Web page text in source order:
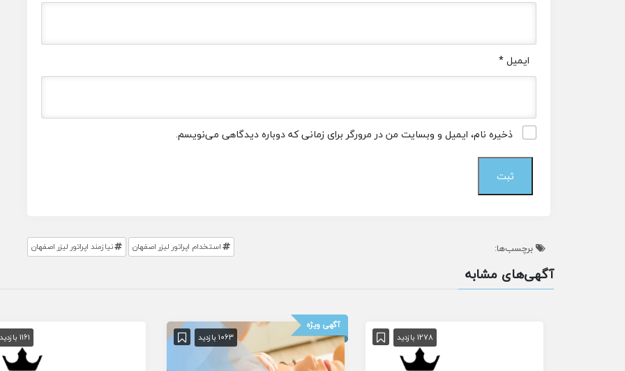
ایمیل*
ذخیره نام، ایمیل و وبسایت من در مرورگر برای زمانی که دوباره دیدگاهی می‌نویسم.
برچسب‌ها: استخدام اپراتور لیزر اصفهان نیازمند اپراتور لیزر اصفهان
آگهی‌های مشابه
1278 بازدید
آگهی ویژه
1063 بازدید
1161 بازدید